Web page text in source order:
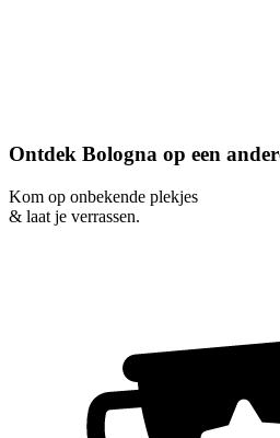
Ontdek Bologna op een
Kom op onbekende plekjes
& laat je verrassen.